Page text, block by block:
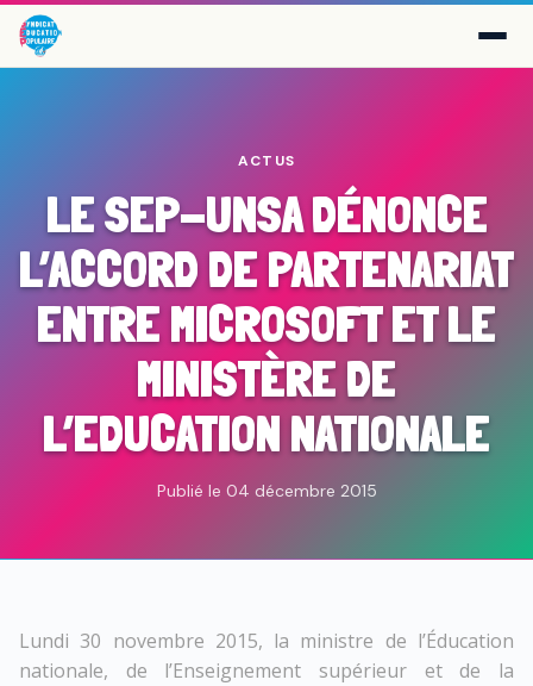
ACTUS
LE SEP-UNSA DÉNONCE
L’ACCORD DE PARTENARIAT
ENTRE MICROSOFT ET LE
MINISTÈRE DE
L’EDUCATION NATIONALE
Publié le 04 décembre 2015
Lundi 30 novembre 2015, la ministre de l’Éducation
nationale, de l’Enseignement supérieur et de la